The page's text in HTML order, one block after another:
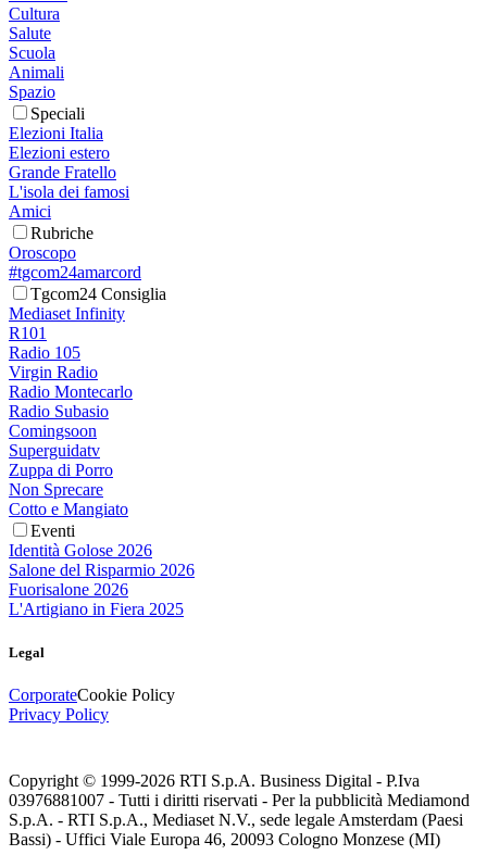
Cultura
Salute
Scuola
Animali
Spazio
Speciali
Elezioni Italia
Elezioni estero
Grande Fratello
L'isola dei famosi
Amici
Rubriche
Oroscopo
#tgcom24amarcord
Tgcom24 Consiglia
Mediaset Infinity
R101
Radio 105
Virgin Radio
Radio Montecarlo
Radio Subasio
Comingsoon
Superguidatv
Zuppa di Porro
Non Sprecare
Cotto e Mangiato
Eventi
Identità Golose 2026
Salone del Risparmio 2026
Fuorisalone 2026
L'Artigiano in Fiera 2025
Legal
CorporateCookie Policy
Privacy Policy
Copyright © 1999-2026 RTI S.p.A. Business Digital - P.Iva
03976881007 - Tutti i diritti riservati - Per la pubblicità Mediamond
S.p.A. - RTI S.p.A., Mediaset N.V., sede legale Amsterdam (Paesi
Bassi) - Uffici Viale Europa 46, 20093 Cologno Monzese (MI)